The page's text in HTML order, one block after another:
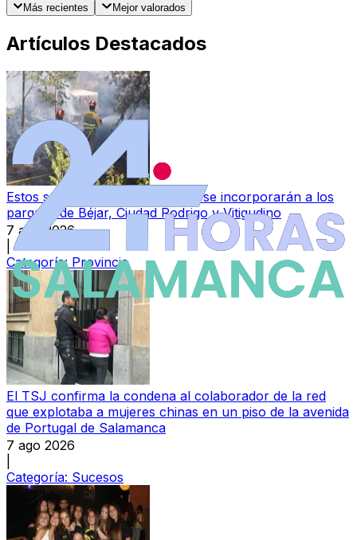
Más recientes Mejor valorados
Artículos Destacados
Estos son los 34 bomberos que se incorporarán a los
parques de Béjar, Ciudad Rodrigo y Vitigudino
7 ago 2026
Categoría: Provincia
El TSJ confirma la condena al colaborador de la red
que explotaba a mujeres chinas en un piso de la avenida
de Portugal de Salamanca
7 ago 2026
Categoría: Sucesos